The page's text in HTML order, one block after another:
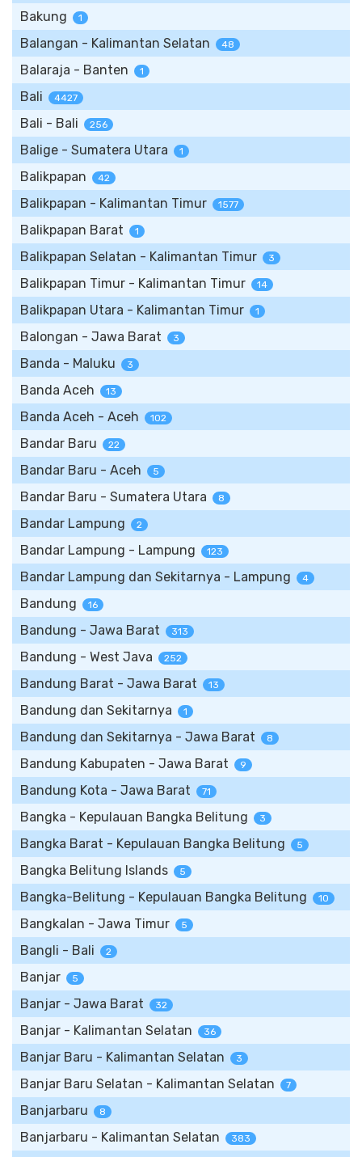
Bakung 1
Balangan - Kalimantan Selatan 48
Balaraja - Banten 1
Bali 4427
Bali - Bali 256
Balige - Sumatera Utara 1
Balikpapan 42
Balikpapan - Kalimantan Timur 1577
Balikpapan Barat 1
Balikpapan Selatan - Kalimantan Timur 3
Balikpapan Timur - Kalimantan Timur 14
Balikpapan Utara - Kalimantan Timur 1
Balongan - Jawa Barat 3
Banda - Maluku 3
Banda Aceh 13
Banda Aceh - Aceh 102
Bandar Baru 22
Bandar Baru - Aceh 5
Bandar Baru - Sumatera Utara 8
Bandar Lampung 2
Bandar Lampung - Lampung 123
Bandar Lampung dan Sekitarnya - Lampung 4
Bandung 16
Bandung - Jawa Barat 313
Bandung - West Java 252
Bandung Barat - Jawa Barat 13
Bandung dan Sekitarnya 1
Bandung dan Sekitarnya - Jawa Barat 8
Bandung Kabupaten - Jawa Barat 9
Bandung Kota - Jawa Barat 71
Bangka - Kepulauan Bangka Belitung 3
Bangka Barat - Kepulauan Bangka Belitung 5
Bangka Belitung Islands 5
Bangka-Belitung - Kepulauan Bangka Belitung 10
Bangkalan - Jawa Timur 5
Bangli - Bali 2
Banjar 5
Banjar - Jawa Barat 32
Banjar - Kalimantan Selatan 36
Banjar Baru - Kalimantan Selatan 3
Banjar Baru Selatan - Kalimantan Selatan 7
Banjarbaru 8
Banjarbaru - Kalimantan Selatan 383